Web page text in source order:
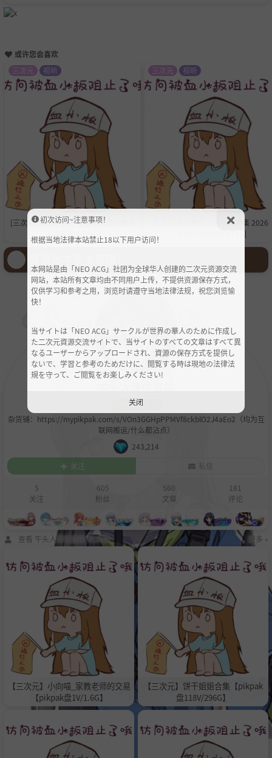
或许您会喜欢
[三次元] 胸贴丁字裤 议直播付费礼物擦
三次元 视听
[三次元]绝对舞力 Patreon合集 2026
8月P1原版[4V4.74G]
三次元 视听
1469627
杂货铺：https://mypikpak.com/s/VOn3GGHpPPMVf8ckblO2J4aEo2（均为互
联网搬运/什么都沾点）
243,214
关注
私信
5
关注
605
粉丝
560
文章
181
评论
查看 牛头人勇往直前 的文章 更多 »
【三次元】小向喵_家教老师的交易
【pikpak盘1V/1.6G】
【三次元】饼干姐姐合集【pikpak
盘118V/296G】
初次访问~注意事项！
根据当地法律本站禁止18以下用户访问！
本网站是由「NEO ACG」社团为全球华人创建的二次元资源交流
网站，本站所有文章均由不同用户上传，不提供资源保存方式，
仅供学习和参考之用，浏览时请遵守当地法律法规，祝您浏览愉
快！
当サイトは「NEO ACG」サークルが世界の華人のために作成し
た二次元資源交流サイトで、当サイトのすべての文章はすべて異
なるユーザーからアップロードされ、資源の保存方式を提供し
ないで、学習と参考のためだけに、閲覧する時は現地の法律法
規を守って、ご閲覧をお楽しみください!
关闭